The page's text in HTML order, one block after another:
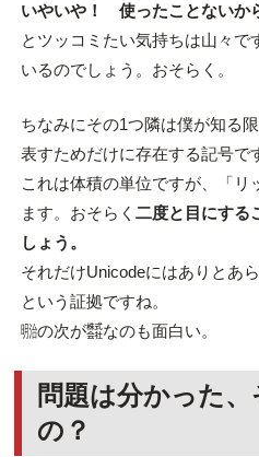
いやいや！ 使ったことないか
とツッコミたい気持ちは山々で
いるのでしょう。おそらく。
ちなみにその1つ隣は僕が知る
表すためだけに存在する記号で
これは体積の単位ですが、「リ
ます。おそらく 二度と目にする
しょう。
それだけUnicodeにはありとあ
という証拠ですね。
㍾の次が㍿なのも面白い。
問題は分かった
の？